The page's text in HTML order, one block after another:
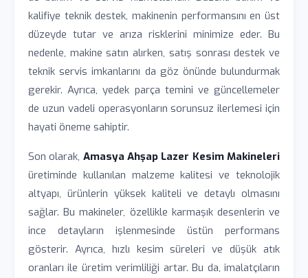
kalifiye teknik destek, makinenin performansını en üst
düzeyde tutar ve arıza risklerini minimize eder. Bu
nedenle, makine satın alırken, satış sonrası destek ve
teknik servis imkanlarını da göz önünde bulundurmak
gerekir. Ayrıca, yedek parça temini ve güncellemeler
de uzun vadeli operasyonların sorunsuz ilerlemesi için
hayati öneme sahiptir.
Son olarak, Amasya Ahşap Lazer Kesim Makineleri
üretiminde kullanılan malzeme kalitesi ve teknolojik
altyapı, ürünlerin yüksek kaliteli ve detaylı olmasını
sağlar. Bu makineler, özellikle karmaşık desenlerin ve
ince detayların işlenmesinde üstün performans
gösterir. Ayrıca, hızlı kesim süreleri ve düşük atık
oranları ile üretim verimliliği artar. Bu da, imalatçıların